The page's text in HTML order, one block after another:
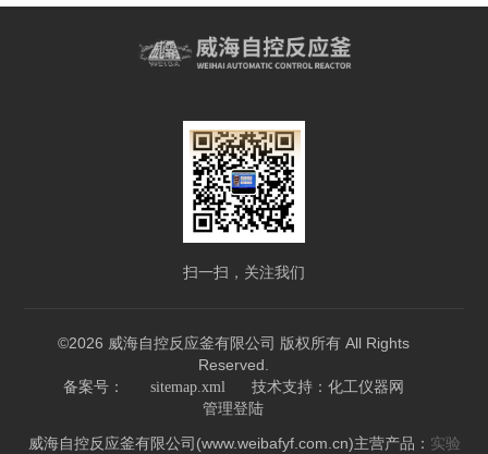
扫一扫，关注我们
©2026 威海自控反应釜有限公司 版权所有 All Rights
Reserved.
备案号： sitemap.xml 技术支持： 化工仪器网
管理登陆
威海自控反应釜有限公司(www.weibafyf.com.cn)主营产品： 实验